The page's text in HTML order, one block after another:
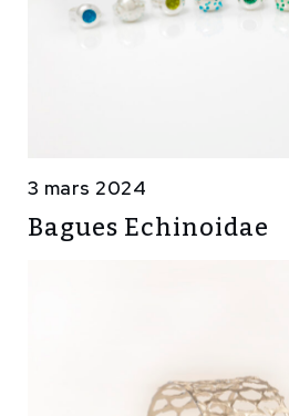
3 mars 2024
Bagues Echinoidae